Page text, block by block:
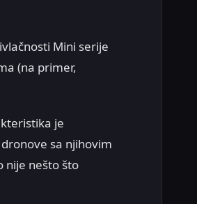
Mini serije
(na primer,
je
sa njihovim
nije nešto što